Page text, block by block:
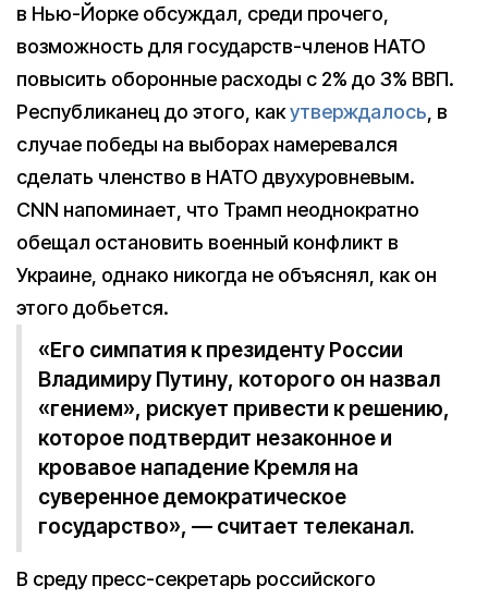
в Нью-Йорке обсуждал, среди прочего,
возможность для государств-членов НАТО
повысить оборонные расходы с 2% до 3% ВВП.
Республиканец до этого, какутверждалось, в
случае победы на выборах намеревался
сделать членство в НАТО двухуровневым.
CNN напоминает, что Трамп неоднократно
обещал остановить военный конфликт в
Украине, однако никогда не объяснял, как он
этого добьется.
«Его симпатия к президенту России
Владимиру Путину, которого он назвал
«гением», рискует привести к решению,
которое подтвердит незаконное и
кровавое нападение Кремля на
суверенное демократическое
государство», — считает телеканал.
В среду пресс-секретарь российского